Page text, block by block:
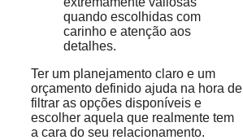
quando escolhidas com
carinho e atenção aos
detalhes.
Ter um planejamento claro e um
orçamento definido ajuda na hora de
filtrar as opções disponíveis e
escolher aquela que realmente tem
a cara do seu relacionamento.